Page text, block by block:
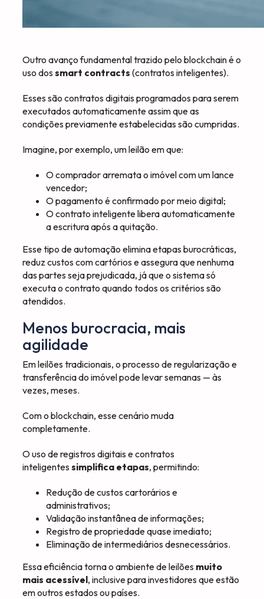
Outro avanço fundamental trazido pelo blockchain é o
uso dos smart contracts (contratos inteligentes).
Esses são contratos digitais programados para serem
executados automaticamente assim que as
condições previamente estabelecidas são cumpridas.
Imagine, por exemplo, um leilão em que:
O comprador arremata o imóvel com um lance
vencedor;
O pagamento é confirmado por meio digital;
O contrato inteligente libera automaticamente
a escritura após a quitação.
Esse tipo de automação elimina etapas burocráticas,
reduz custos com cartórios e assegura que nenhuma
das partes seja prejudicada, já que o sistema só
executa o contrato quando todos os critérios são
atendidos.
Menos burocracia, mais
agilidade
Em leilões tradicionais, o processo de regularização e
transferência do imóvel pode levar semanas — às
vezes, meses.
Com o blockchain, esse cenário muda
completamente.
O uso de registros digitais e contratos
inteligentes simplifica etapas, permitindo:
Redução de custos cartorários e
administrativos;
Validação instantânea de informações;
Registro de propriedade quase imediato;
Eliminação de intermediários desnecessários.
Essa eficiência torna o ambiente de leilões muito
mais acessível, inclusive para investidores que estão
em outros estados ou países.